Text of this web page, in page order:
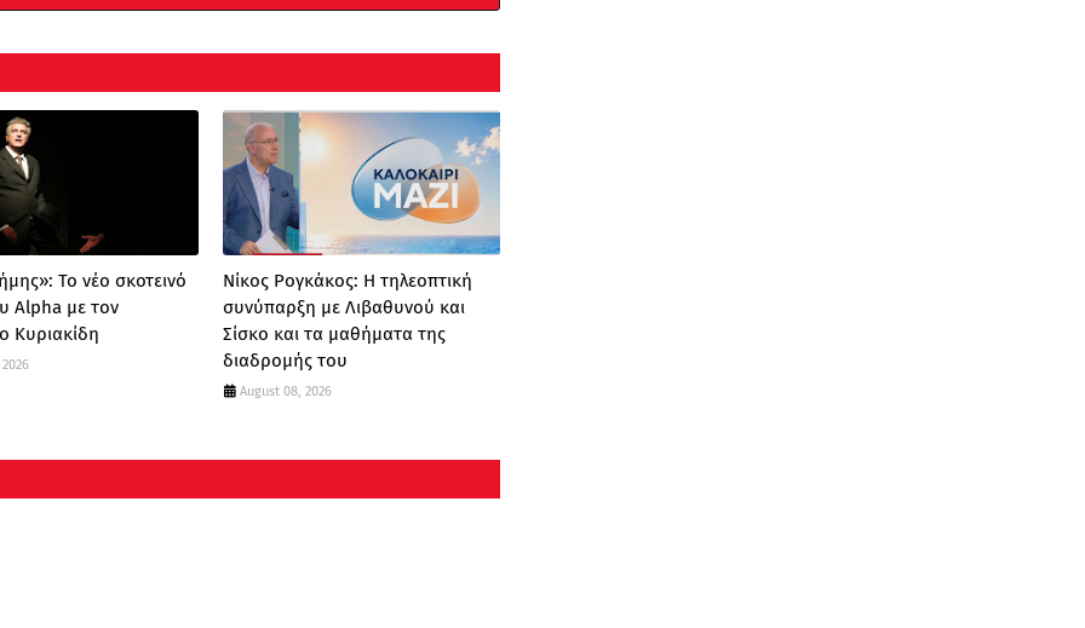
Το νέο σκοτεινό
Alpha με τον
Κυριακίδη
Νίκος Ρογκάκος: Η τηλεοπτική
συνύπαρξη με Λιβαθυνού και
Σίσκο και τα μαθήματα της
διαδρομής του
August 08, 2026